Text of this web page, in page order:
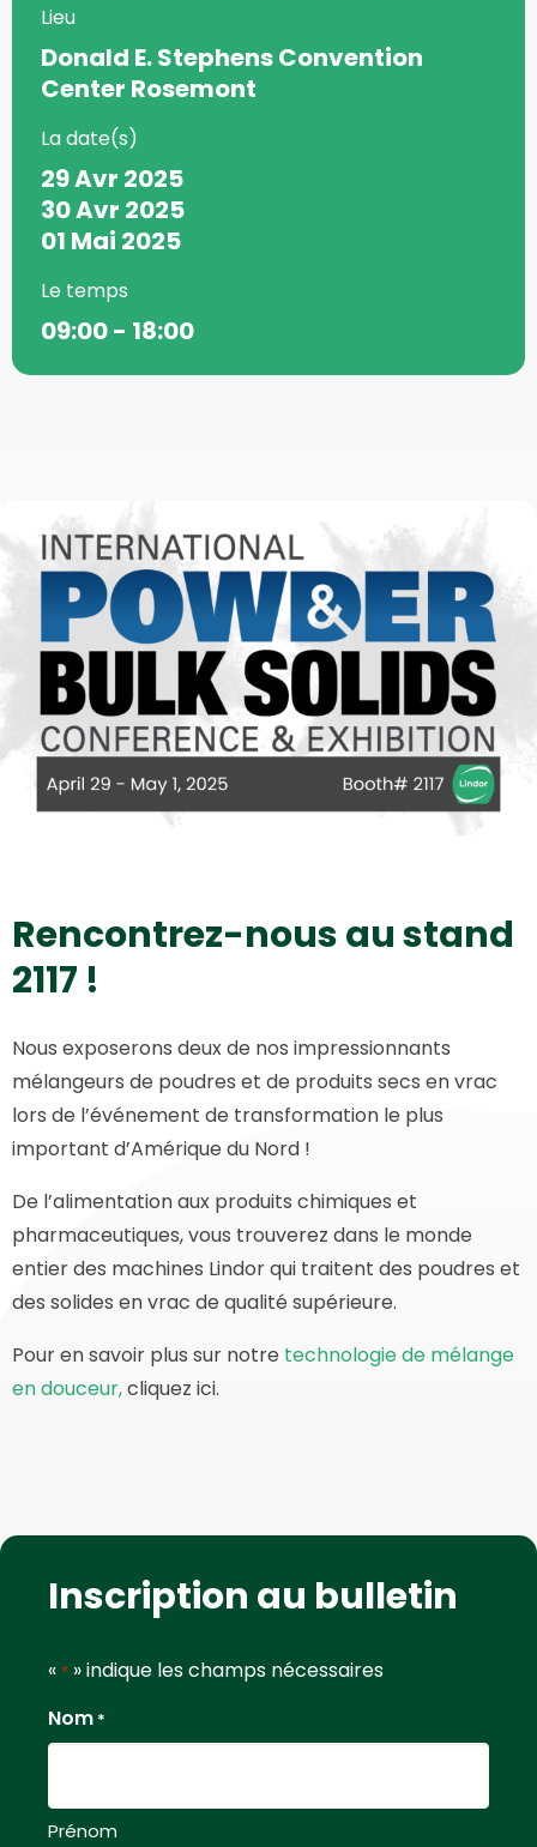
Lieu
Donald E. Stephens Convention
Center Rosemont
La date(s)
29 Avr 2025
30 Avr 2025
01 Mai 2025
Le temps
09:00 - 18:00
Rencontrez-nous au stand
2117 !
Nous exposerons deux de nos impressionnants
mélangeurs de poudres et de produits secs en vrac
lors de l’événement de transformation le plus
important d’Amérique du Nord !
De l’alimentation aux produits chimiques et
pharmaceutiques, vous trouverez dans le monde
entier des machines Lindor qui traitent des poudres et
des solides en vrac de qualité supérieure.
Pour en savoir plus sur notre technologie de mélange
en douceur,cliquez ici.
Inscription au bulletin
« * » indique les champs nécessaires
Nom *
Prénom